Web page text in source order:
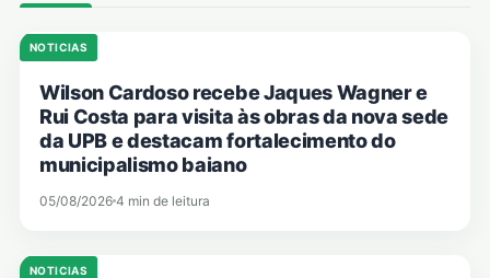
NOTICIAS
Wilson Cardoso recebe Jaques Wagner e
Rui Costa para visita às obras da nova sede
da UPB e destacam fortalecimento do
municipalismo baiano
05/08/2026 4 min de leitura
NOTICIAS